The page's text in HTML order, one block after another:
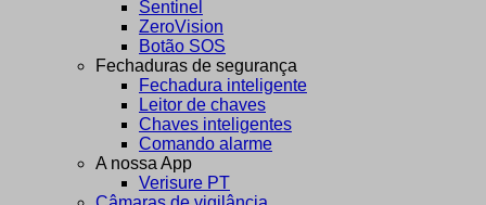
Sentinel
ZeroVision
Botão SOS
Fechaduras de segurança
Fechadura inteligente
Leitor de chaves
Chaves inteligentes
Comando alarme
A nossa App
Verisure PT